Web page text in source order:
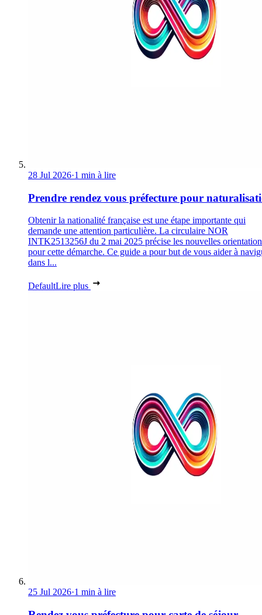
28 Jul 2026·1 min à lire
Prendre rendez vous préfecture pour
Obtenir la nationalité française est une étape importante qui
demande une attention particulière. La circulaire NOR
INTK2513256J du 2 mai 2025 précise les nouvelles
pour cette démarche. Ce guide a pour but de vous aider à
dans l...
DefaultLire plus
25 Jul 2026·1 min à lire